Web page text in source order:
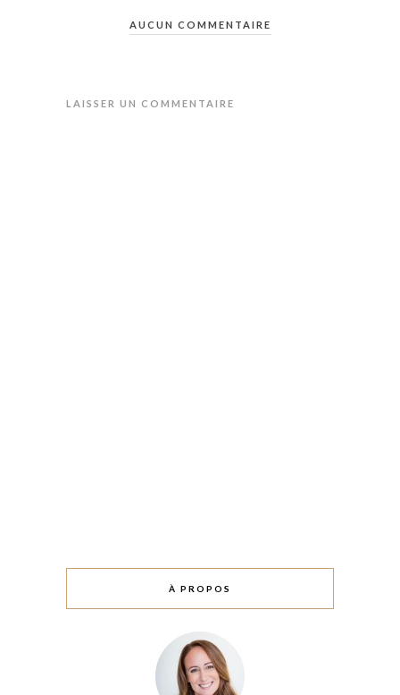
AUCUN COMMENTAIRE
LAISSER UN COMMENTAIRE
À PROPOS